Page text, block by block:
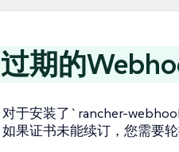
过期的
对于安装了`rancher-
如果证书未能续订，您需要